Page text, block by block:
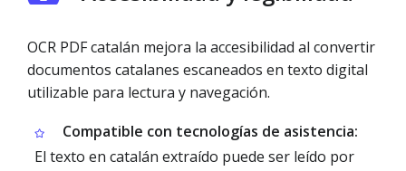
OCR PDF catalán mejora la accesibilidad al convertir
documentos catalanes escaneados en texto digital
utilizable para lectura y navegación.
Compatible con tecnologías de asistencia:
El texto en catalán extraído puede ser leído por